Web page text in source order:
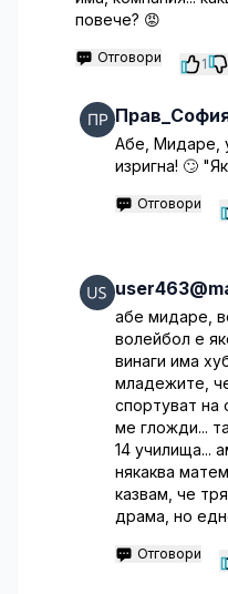
повече? 😡
Отговори 1
Абе, Мидаре,
изригна! 🙄
Отговори
абе мидаре,
волейбол е
винаги има
младежите,
спортуват на
ме гложди...
14 училища...
някаква
казвам, че
драма, но
Отговори